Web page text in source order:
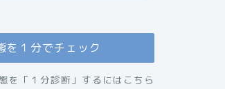
を１分でチェック
を「１分診断」するにはこちら